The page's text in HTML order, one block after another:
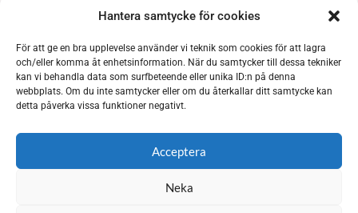
Hantera samtycke för cookies
För att ge en bra upplevelse använder vi teknik som cookies för att lagra
och/eller komma åt enhetsinformation. När du samtycker till dessa tekniker
kan vi behandla data som surfbeteende eller unika ID:n på denna
webbplats. Om du inte samtycker eller om du återkallar ditt samtycke kan
detta påverka vissa funktioner negativt.
Acceptera
Neka